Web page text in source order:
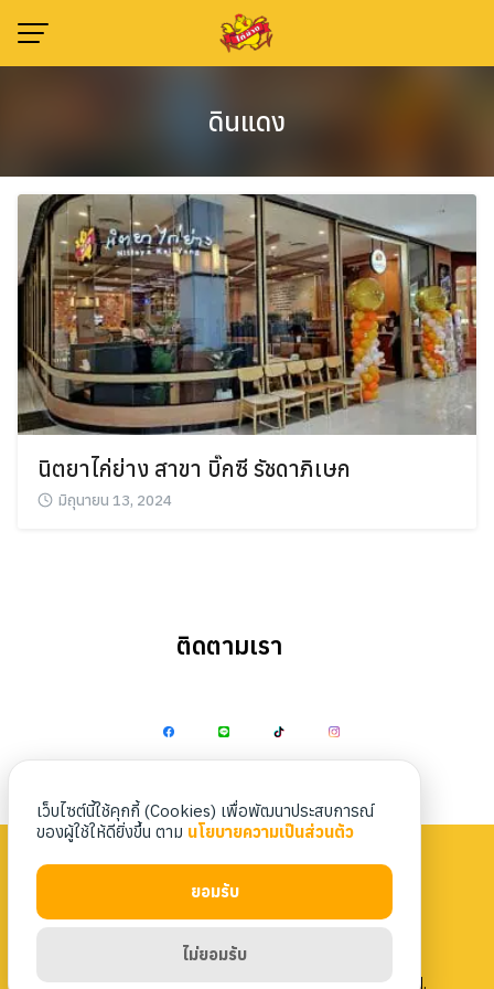
content
ดินแดง
นิตยาไก่ย่าง สาขา บิ๊กซี รัชดาภิเษก
มิถุนายน 13, 2024
ติดตามเรา
Privacy Policy |Terms & Conditions
Copyright 2023 Nittaya Kaiyang. All rights reserved.
เว็บไซต์นี้ใช้คุกกี้ (Cookies) เพื่อพัฒนาประสบการณ์
ของผู้ใช้ให้ดียิ่งขึ้น ตาม นโยบายความเป็นส่วนตัว
ยอมรับ
ไม่ยอมรับ